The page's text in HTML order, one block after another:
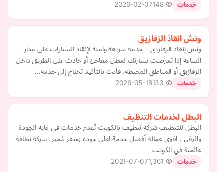
خدمات 2026-02-07
ونش انقاذ الزقازيق
ونش إنقاذ الزقازيق – خدمة سريعة وآمنة لإنقاذ السيارات على مدار
الساعة إذا تعرضت سيارتك لعطل مفاجئ أو حادث على الطريق داخل
الزقازيق أو المناطق المحيطة، فأنت بالتأكيد تحتاج إلى خدمة…
خدمات 2026-05-18
البطل لخدمات التنظيف
البطل للتنظيف شركة تنظيف بالكويت تُقدم خدمات في غاية الجودة
والرقي ، اقوى عمالة أفضل خدمة اعلى جودة بسعر مُميز، شركة نظافة
عالمية في الكويت
خدمات 2021-07-07